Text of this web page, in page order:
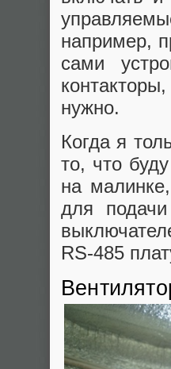
например,
сами
нужно.
Когда я
то, что
на
для
RS-485